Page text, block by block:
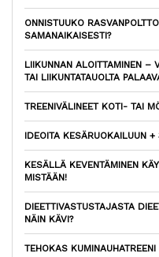
ONNISTUUKO
SAMANAIKAISESTI?
LIIKUNNAN ALOITTAMINEN –
TAI LIIKUNTATAUOLTA
TREENIVÄLINEET KOTI- TAI
IDEOITA KESÄRUOKAILUUN +
KESÄLLÄ KEVENTÄMINEN
MISTÄÄN!
DIEETTIVASTUSTAJASTA
NÄIN KÄVI?
TEHOKAS